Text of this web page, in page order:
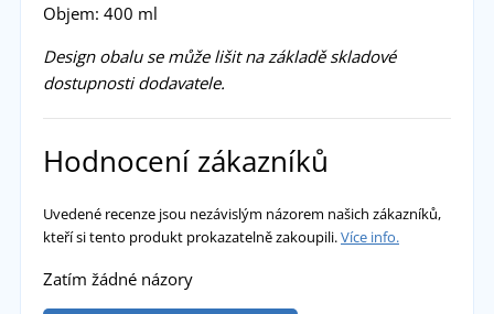
Objem: 400 ml
Design obalu se může lišit na základě skladové
dostupnosti dodavatele.
Hodnocení zákazníků
Uvedené recenze jsou nezávislým názorem našich zákazníků,
kteří si tento produkt prokazatelně zakoupili.Více info.
Zatím žádné názory